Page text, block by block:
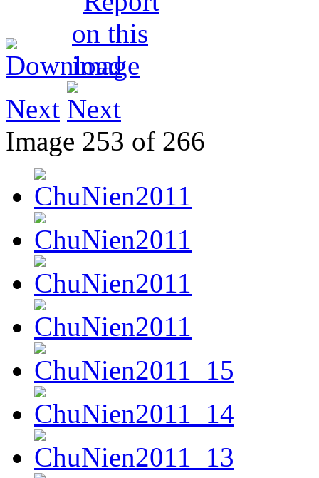
Next
Image 253 of 266